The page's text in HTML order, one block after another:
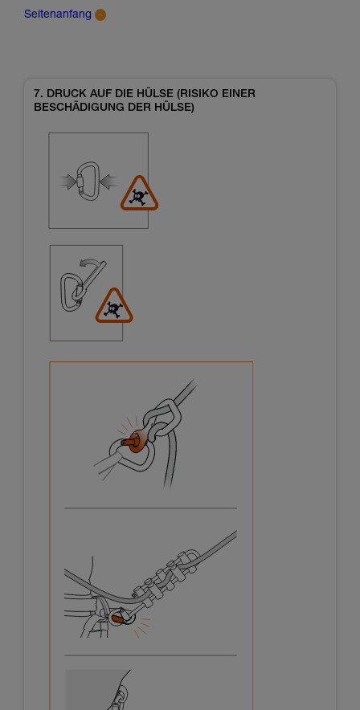
Seitenanfang
7. DRUCK AUF DIE HÜLSE (RISIKO EINER
BESCHÄDIGUNG DER HÜLSE)